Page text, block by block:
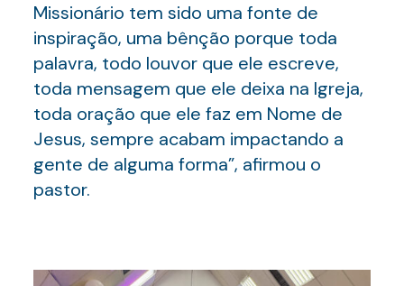
Missionário tem sido uma fonte de
inspiração, uma bênção porque toda
palavra, todo louvor que ele escreve,
toda mensagem que ele deixa na Igreja,
toda oração que ele faz em Nome de
Jesus, sempre acabam impactando a
gente de alguma forma”, afirmou o
pastor.